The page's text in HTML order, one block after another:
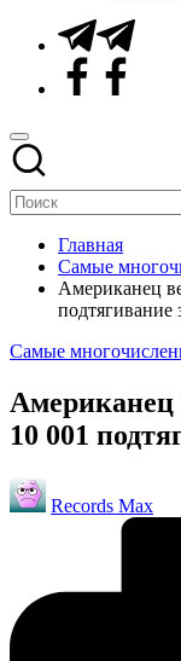
Telegram
Facebook
Главная
Самые
Американец
подтягивание
Опубликовано
Самые
Американец
10 001
Запись
от
Records Max